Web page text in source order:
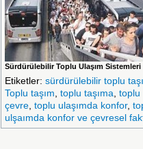
Sürdürülebilir Toplu Ulaşım Sistemleri
Etiketler: sürdürülebilir toplu
Toplu taşım, toplu taşıma, toplu
çevre, toplu ulaşımda konfor,
ulşaımda konfor ve çevresel